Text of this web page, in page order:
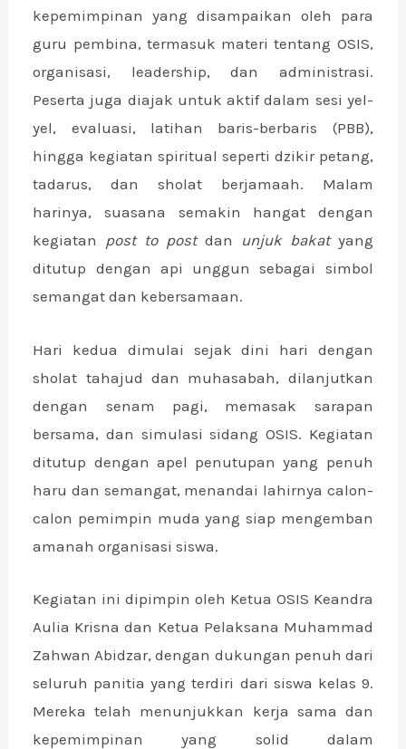
kepemimpinan yang disampaikan oleh para
guru pembina, termasuk materi tentang OSIS,
organisasi, leadership, dan administrasi.
Peserta juga diajak untuk aktif dalam sesi yel-
yel, evaluasi, latihan baris-berbaris (PBB),
hingga kegiatan spiritual seperti dzikir petang,
tadarus, dan sholat berjamaah. Malam
harinya, suasana semakin hangat dengan
kegiatan post to postdan unjuk bakatyang
ditutup dengan api unggun sebagai simbol
semangat dan kebersamaan.
Hari kedua dimulai sejak dini hari dengan
sholat tahajud dan muhasabah, dilanjutkan
dengan senam pagi, memasak sarapan
bersama, dan simulasi sidang OSIS. Kegiatan
ditutup dengan apel penutupan yang penuh
haru dan semangat, menandai lahirnya calon-
calon pemimpin muda yang siap mengemban
amanah organisasi siswa.
Kegiatan ini dipimpin oleh Ketua OSIS Keandra
Aulia Krisna dan Ketua Pelaksana Muhammad
Zahwan Abidzar, dengan dukungan penuh dari
seluruh panitia yang terdiri dari siswa kelas 9.
Mereka telah menunjukkan kerja sama dan
kepemimpinan yang solid dalam